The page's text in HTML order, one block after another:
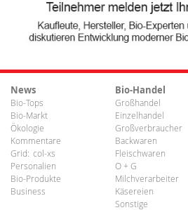
News
Bio-Tops
Bio-Markt
Ökologie
Kommentare
Grid: col-xs
Personalien
Bio-Produkte
Business
Bio-Handel
Großhandel
Einzelhandel
Großverbraucher
Backwaren
Fleischwaren
O + G
Milchverarbeiter
Käsereien
Sonstige